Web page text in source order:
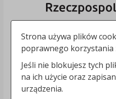
Strona używa plików
poprawnego korzystania
Jeśli nie blokujesz tych
na ich użycie oraz
urządzenia.